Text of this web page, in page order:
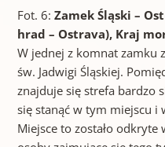
Fot. 6: Zamek Śląski –
hrad – Ostrava), Kraj
W jednej z komnat zamku
św. Jadwigi Śląskiej.
znajduje się strefa bardzo
się stanąć w tym miejscu i
Miejsce to zostało